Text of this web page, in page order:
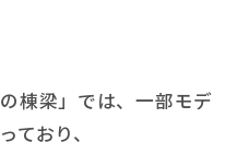
棟梁」では、一部モデ
ており、